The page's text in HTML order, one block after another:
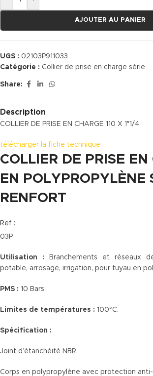
AJOUTER AU PANIER
UGS : 02103P911033
Catégorie : Collier de prise en charge série
Share:
Description
COLLIER DE PRISE EN CHARGE 110 X 1″1/4
télécharger la fiche technique:
COLLIER DE PRISE EN
EN POLYPROPYLÈNE
RENFORT
Ref :
03P
Utilisation : Branchements et réseaux
potable, arrosage, irrigation, pour tuyau en
PMS : 10 Bars.
Limites de températures : 100°C.
Spécification :
Joint d’étanchéité NBR.
Corps en polypropylène avec protection anti-